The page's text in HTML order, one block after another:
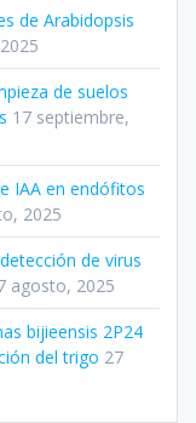
de Arabidopsis
de suelos
17 septiembre,
IAA en endófitos
2025
de virus
agosto, 2025
bijieensis 2P24
del trigo 27